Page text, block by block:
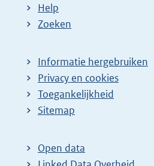
Help
Zoeken
Informatie hergebruiken
Privacy en cookies
Toegankelijkheid
Sitemap
Open data